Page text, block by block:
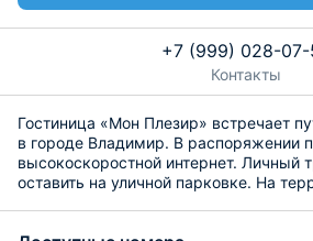
+7 (999) 028-
Контакты
Гостиница «Мон Плезир» встречает
в городе Владимир. В распоряжении
высокоскоростной интернет. Личный
оставить на уличной парковке. На